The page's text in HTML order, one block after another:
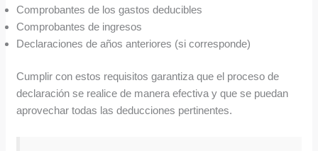
Comprobantes de los gastos deducibles
Comprobantes de ingresos
Declaraciones de años anteriores (si corresponde)
Cumplir con estos requisitos garantiza que el proceso de
declaración se realice de manera efectiva y que se puedan
aprovechar todas las deducciones pertinentes.